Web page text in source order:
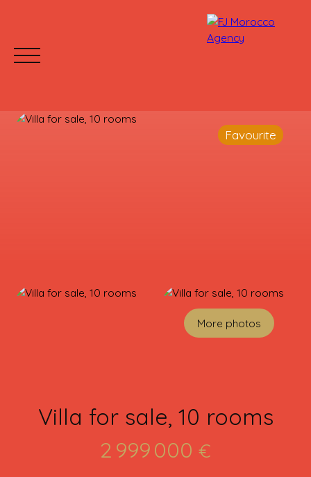
WHY CHOOSE US?
Favourite
More photos
Villa for sale, 10 rooms
2 999 000 €